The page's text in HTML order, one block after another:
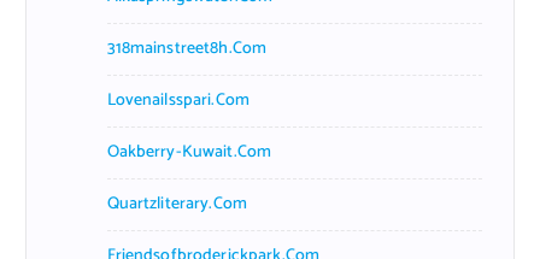
318mainstreet8h.com
Lovenailsspari.com
Oakberry-Kuwait.com
Quartzliterary.com